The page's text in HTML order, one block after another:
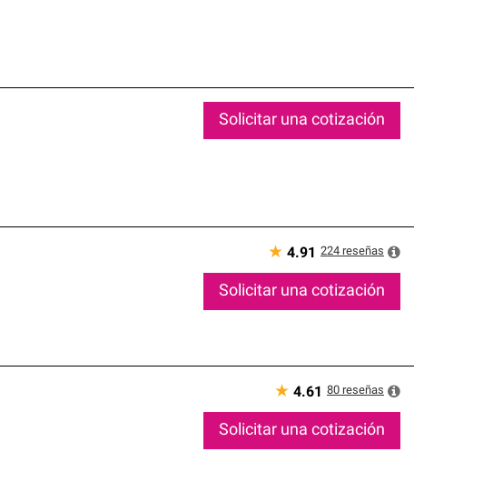
Solicitar una cotización
★ 4.91 224 reseñas
Solicitar una cotización
★ 4.61 80 reseñas
Solicitar una cotización